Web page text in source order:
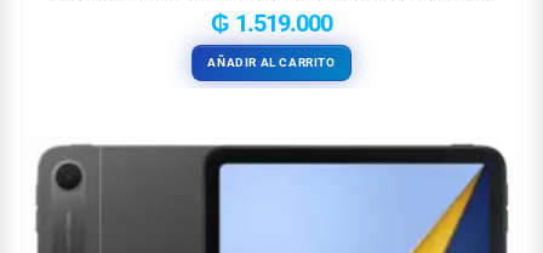
₲ 1.519.000
AÑADIR AL CARRITO